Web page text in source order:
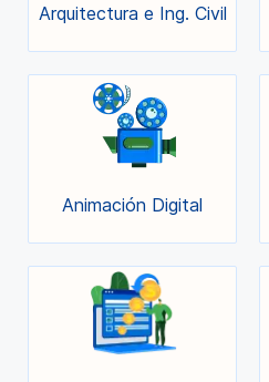
Arquitectura e Ing. Civil
Animación Digital